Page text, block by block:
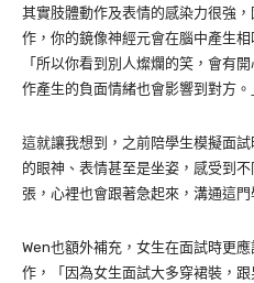
其實肢體動作及表情的感染力很強
作，你的鏡像神經元會在腦中產生
「所以你看到別人燦爛的笑，會有
作產生的負面情緒也會影響到對方。
這就讓我想到，之前陪學生模擬面
的眼神、表情甚至是坐姿，感受到
張，心裡也會跟著急起來，溝通這門
Wen也額外補充，女生在面試時更
作，「因為女生面試大多穿裙裝，